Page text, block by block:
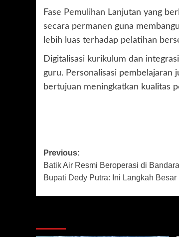
Fase Pemulihan Lanjutan yang
secara permanen guna
lebih luas terhadap pelatihan
Digitalisasi kurikulum dan
guru. Personalisasi pembelajaran
bertujuan meningkatkan kualitas
Post
navigation
Previous:
Batik Air Resmi Beroperasi di
Bupati Dedy Putra: Ini Langkah